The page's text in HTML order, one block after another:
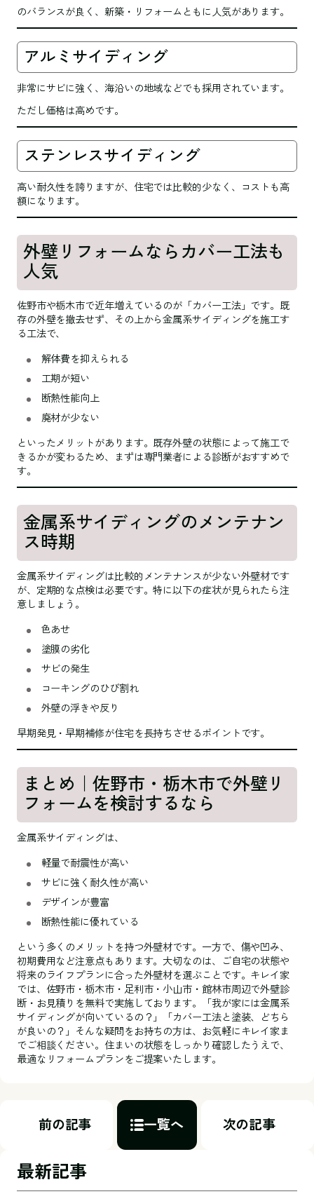
のバランスが良く、新築・リフォームともに人気があります。
アルミサイディング
非常にサビに強く、海沿いの地域などでも採用されています。
ただし価格は高めです。
ステンレスサイディング
高い耐久性を誇りますが、住宅では比較的少なく、コストも高
額になります。
外壁リフォームならカバー工法も
人気
佐野市や栃木市で近年増えているのが「カバー工法」です。既
存の外壁を撤去せず、その上から金属系サイディングを施工す
る工法で、
解体費を抑えられる
工期が短い
断熱性能向上
廃材が少ない
といったメリットがあります。既存外壁の状態によって施工で
きるかが変わるため、まずは専門業者による診断がおすすめで
す。
金属系サイディングのメンテナン
ス時期
金属系サイディングは比較的メンテナンスが少ない外壁材です
が、定期的な点検は必要です。特に以下の症状が見られたら注
意しましょう。
色あせ
塗膜の劣化
サビの発生
コーキングのひび割れ
外壁の浮きや反り
早期発見・早期補修が住宅を長持ちさせるポイントです。
まとめ｜佐野市・栃木市で外壁リ
フォームを検討するなら
金属系サイディングは、
軽量で耐震性が高い
サビに強く耐久性が高い
デザインが豊富
断熱性能に優れている
という多くのメリットを持つ外壁材です。一方で、傷や凹み、
初期費用など注意点もあります。大切なのは、ご自宅の状態や
将来のライフプランに合った外壁材を選ぶことです。キレイ家
では、佐野市・栃木市・足利市・小山市・館林市周辺で外壁診
断・お見積りを無料で実施しております。「我が家には金属系
サイディングが向いているの？」「カバー工法と塗装、どちら
が良いの？」そんな疑問をお持ちの方は、お気軽にキレイ家ま
でご相談ください。住まいの状態をしっかり確認したうえで、
最適なリフォームプランをご提案いたします。
前の記事 一覧へ 次の記事
最新記事